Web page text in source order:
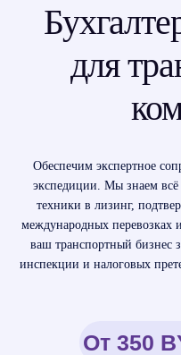
для
Обеспечим экспертное
экспедиции. Мы знаем всё
техники в лизинг,
международных
ваш транспортный бизнес
инспекции и налоговых
От 350